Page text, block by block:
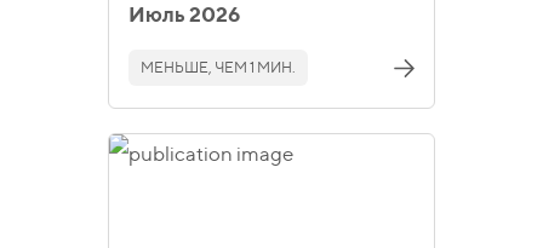
Июль 2026
МЕНЬШЕ, ЧЕМ 1 МИН.